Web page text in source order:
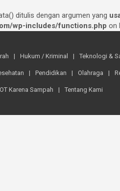
ditulis dengan argumen yang
wp-includes/functions.php on
Hukum / Kriminal Teknologi &
Pendidikan Olahraga
Karena Sampah Tentang Kami